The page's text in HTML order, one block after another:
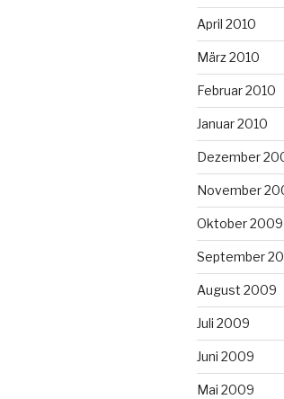
April 2010
März 2010
Februar 2010
Januar 2010
Dezember
November
Oktober 2009
September
August 2009
Juli 2009
Juni 2009
Mai 2009